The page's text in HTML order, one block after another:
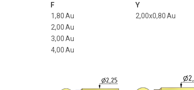
F
1,80Au
2,00Au
3,00Au
4,00Au
Y
2,00x0,80Au